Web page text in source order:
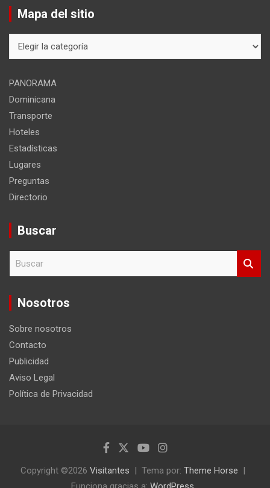
Mapa del sitio
del
PANORAMA
Dominicana
Transporte
Hoteles
Estadísticas
Lugares
Preguntas
Directorio
Buscar
c
Nosotros
Sobre nosotros
Contacto
Publicidad
Aviso Legal
Política de Privacidad
Copyright ©2026 Visitantes Tema por: Theme Horse